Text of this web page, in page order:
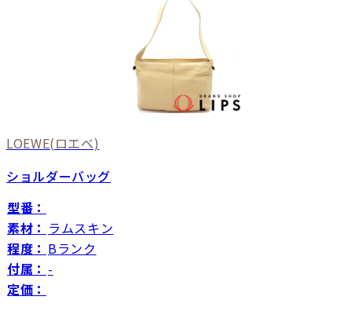
LOEWE(ロエベ)
ショルダーバッグ
型番：
素材： ラムスキン
程度： Bランク
付属： -
定価：